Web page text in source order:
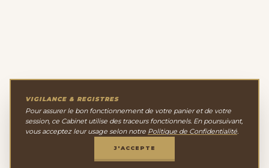
VIGILANCE & REGISTRES
Pour assurer le bon fonctionnement de votre panier et de votre
session, ce Cabinet utilise des traceurs fonctionnels. En poursuivant,
vous acceptez leur usage selon notre Politique de Confidentialité.
J'ACCEPTE